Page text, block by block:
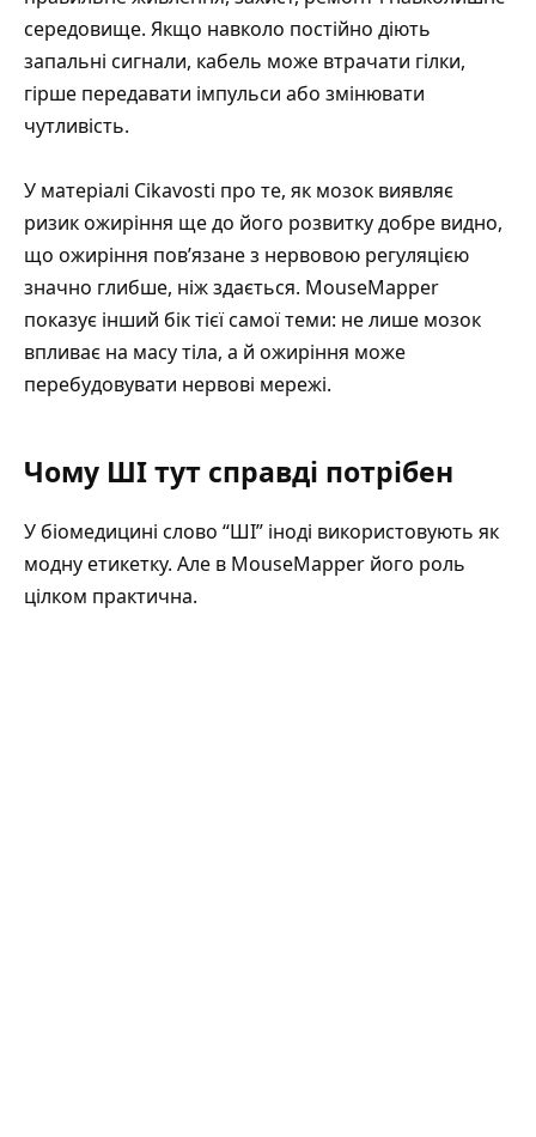
середовище. Якщо навколо постійно діють
запальні сигнали, кабель може втрачати гілки,
гірше передавати імпульси або змінювати
чутливість.
У матеріалі Cikavosti про те, як мозок виявляє
ризик ожиріння ще до його розвиткудобре видно,
що ожиріння пов’язане з нервовою регуляцією
значно глибше, ніж здається. MouseMapper
показує інший бік тієї самої теми: не лише мозок
впливає на масу тіла, а й ожиріння може
перебудовувати нервові мережі.
Чому ШІ тут справді потрібен
У біомедицині слово “ШІ” іноді використовують як
модну етикетку. Але в MouseMapper його роль
цілком практична.